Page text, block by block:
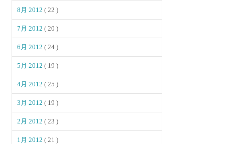
8月 2012( 22 )
7月 2012( 20 )
6月 2012( 24 )
5月 2012( 19 )
4月 2012( 25 )
3月 2012( 19 )
2月 2012( 23 )
1月 2012( 21 )